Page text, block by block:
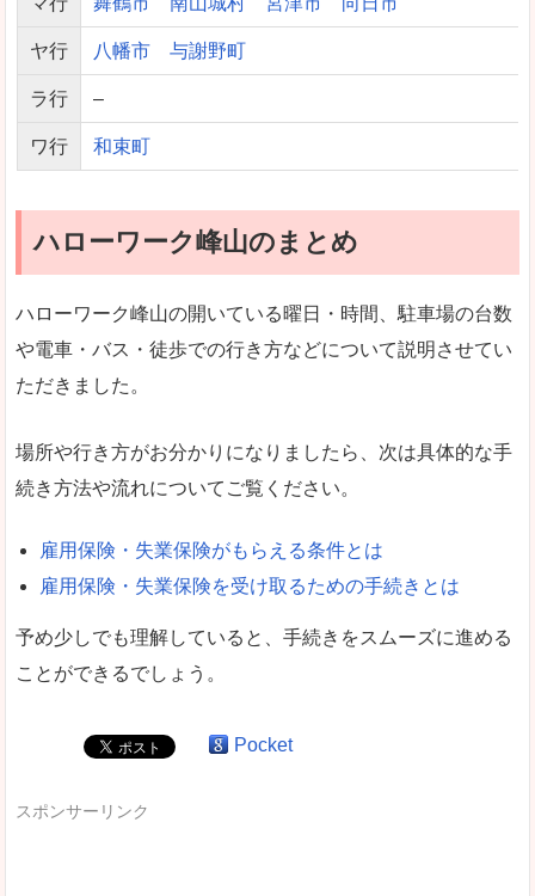
ヤ行 八幡市 与謝野町
ラ行 –
ワ行 和束町
ハローワーク峰山のまとめ
ハローワーク峰山の開いている曜日・時間、駐車場の台数
や電車・バス・徒歩での行き方などについて説明させてい
ただきました。
場所や行き方がお分かりになりましたら、次は具体的な手
続き方法や流れについてご覧ください。
雇用保険・失業保険がもらえる条件とは
雇用保険・失業保険を受け取るための手続きとは
予め少しでも理解していると、手続きをスムーズに進める
ことができるでしょう。
Pocket
スポンサーリンク